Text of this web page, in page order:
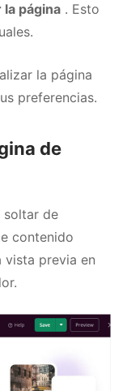
la página . Esto
la página
preferencias.
de
soltar de
contenido
vista previa en